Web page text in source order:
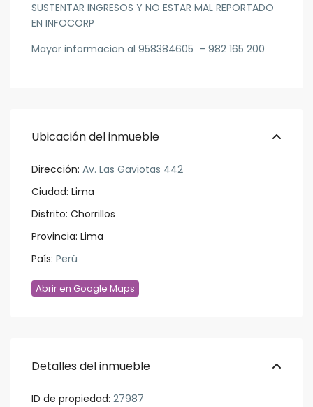
SUSTENTAR INGRESOS Y NO ESTAR MAL REPORTADO
EN INFOCORP
Mayor informacion al 958384605 – 982 165 200
Ubicación del inmueble
Dirección: Av. Las Gaviotas 442
Ciudad: Lima
Distrito: Chorrillos
Provincia: Lima
País: Perú
Abrir en Google Maps
Detalles del inmueble
ID de propiedad: 27987